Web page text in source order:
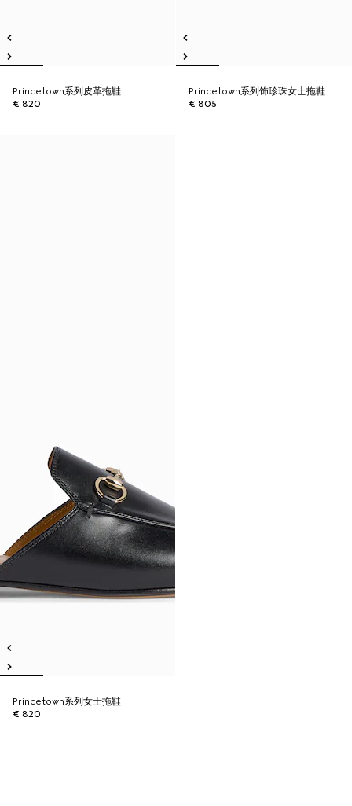
Princetown系列皮革拖鞋
€ 820
Princetown系列饰珍珠女士拖鞋
€ 805
Princetown系列女士拖鞋
€ 820